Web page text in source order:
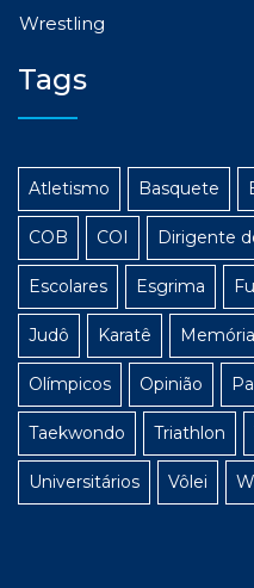
Wrestling
Tags
Atletismo Basquete
COB COI Dirigente
Escolares Esgrima
Judô Karatê Memória
Olímpicos Opinião
Taekwondo Triathlon
Universitários Vôlei